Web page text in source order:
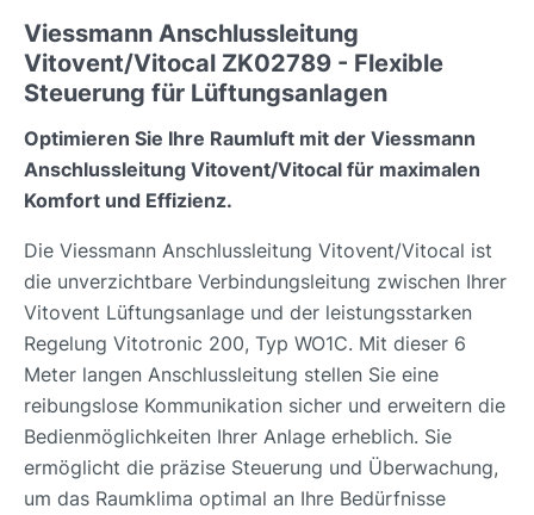
Viessmann Anschlussleitung
Vitovent/Vitocal ZK02789 - Flexible
Steuerung für Lüftungsanlagen
Optimieren Sie Ihre Raumluft mit der Viessmann
Anschlussleitung Vitovent/Vitocal für maximalen
Komfort und Effizienz.
Die Viessmann Anschlussleitung Vitovent/Vitocal ist
die unverzichtbare Verbindungsleitung zwischen Ihrer
Vitovent Lüftungsanlage und der leistungsstarken
Regelung Vitotronic 200, Typ WO1C. Mit dieser 6
Meter langen Anschlussleitung stellen Sie eine
reibungslose Kommunikation sicher und erweitern die
Bedienmöglichkeiten Ihrer Anlage erheblich. Sie
ermöglicht die präzise Steuerung und Überwachung,
um das Raumklima optimal an Ihre Bedürfnisse